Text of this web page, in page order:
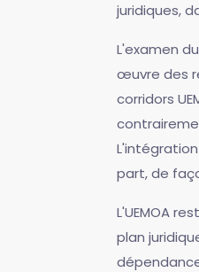
juridiques,
L'examen
œuvre des
corridors
part, de
L'UEMOA
plan